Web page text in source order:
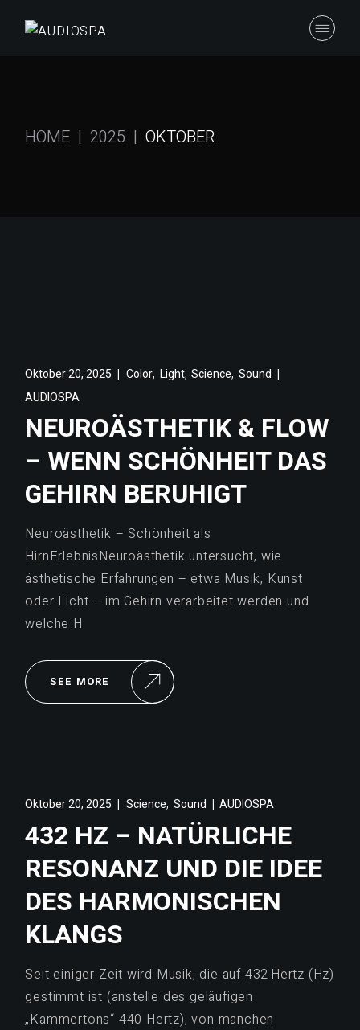
HOME 2025 OKTOBER
Oktober 20, 2025 Color, Light,Science, Sound
AUDIOSPA
NEUROÄSTHETIK & FLOW
– WENN SCHÖNHEIT DAS
GEHIRN BERUHIGT
Neuroästhetik – Schönheit als
HirnErlebnisNeuroästhetik untersucht, wie
ästhetische Erfahrungen – etwa Musik, Kunst
oder Licht – im Gehirn verarbeitet werden und
welche H
SEE MORE
Oktober 20, 2025 Science, Sound AUDIOSPA
432 HZ – NATÜRLICHE
RESONANZ UND DIE IDEE
DES HARMONISCHEN
KLANGS
Seit einiger Zeit wird Musik, die auf 432 Hertz (Hz)
gestimmt ist (anstelle des geläufigen
„Kammertons“ 440 Hertz), von manchen